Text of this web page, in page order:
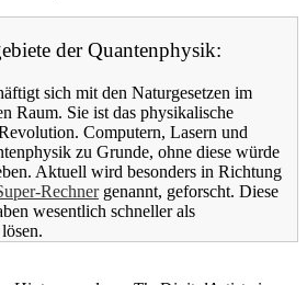
der Quantenphysik:
sich mit den Naturgesetzen im
Raum. Sie ist das physikalische
Computern, Lasern und
zu Grunde, ohne diese würde
Aktuell wird besonders in Richtung
Rechnergenannt, geforscht. Diese
wesentlich schneller als